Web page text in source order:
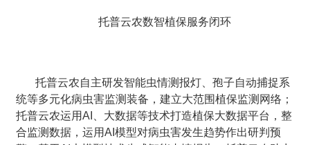
托普云农数智植保服务闭环
托普云农自主研发智能虫情测报灯、孢子自动捕捉系
统等多元化病虫害监测装备，建立大范围植保监测网络；
托普云农运用AI、大数据等技术打造植保大数据平台，整
合监测数据，运用AI模型对病虫害发生趋势作出研判预